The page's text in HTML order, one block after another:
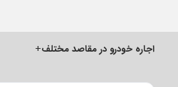
اجاره خودرو در مقاصد مختلف+